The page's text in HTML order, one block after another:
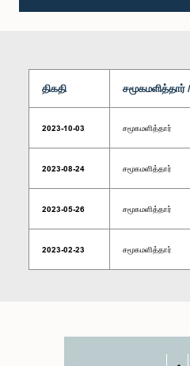
திகதி
2023-10-03 சமூகமளித்தார்
2023-08-24 சமூகமளித்தார்
2023-05-26 சமூகமளித்தார்
2023-02-23 சமூகமளித்தார்